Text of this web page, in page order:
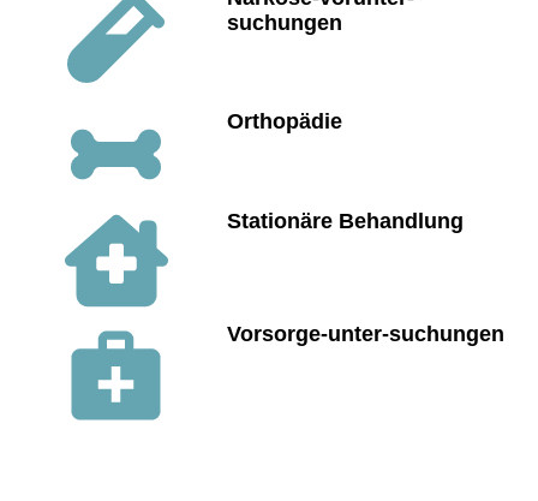
suchungen
Orthopädie
Stationäre Behandlung
Vorsorge-unter-suchungen